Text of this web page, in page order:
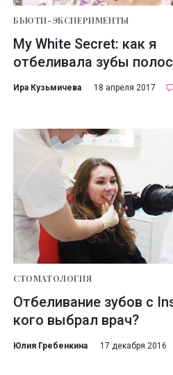
БЬЮТИ-ЭКСПЕРИМЕНТЫ
My White Secret: как я
отбеливала зубы
Ира Кузьмичева 18 апреля 2017
СТОМАТОЛОГИЯ
Отбеливание зубов с
кого выбрал врач?
Юлия Гребенкина 17 декабря 2016